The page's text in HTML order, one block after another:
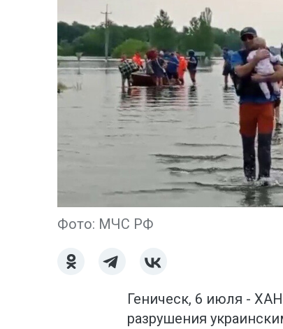
Фото: МЧС РФ
Геническ, 6 июля -
разрушения